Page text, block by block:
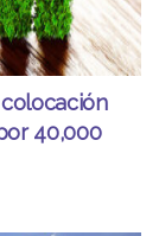
40,000